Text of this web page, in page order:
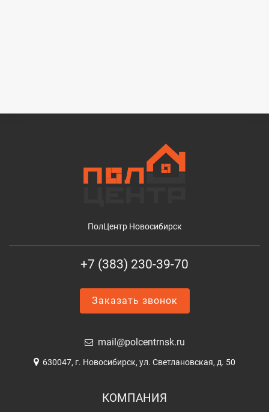
ПолЦентр Новосибирск
+7 (383) 230-39-70
Заказать звонок
mail@polcentrnsk.ru
630047, г. Новосибирск, ул. Светлановская, д. 50
КОМПАНИЯ